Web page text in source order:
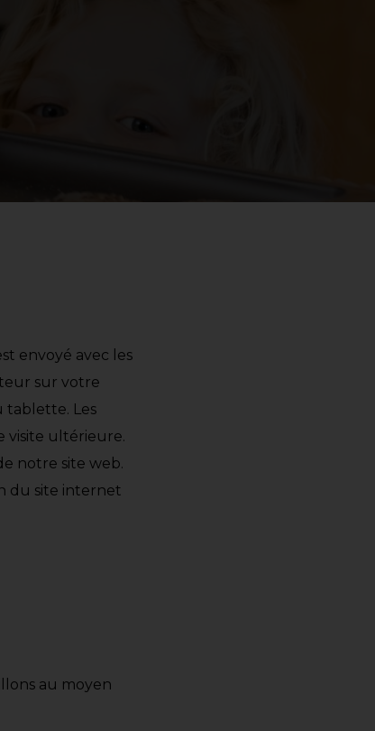
envoyé avec les
sur votre
tablette. Les
visite ultérieure.
notre site web.
du site internet
au moyen